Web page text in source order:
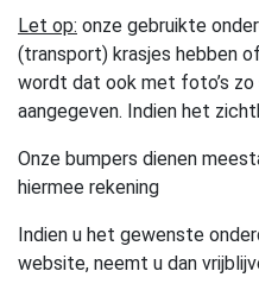
Let op: onze gebruikte
(transport) krasjes hebben
wordt dat ook met foto’s
aangegeven. Indien het
Onze bumpers dienen
hiermee rekening
Indien u het gewenste
website, neemt u dan